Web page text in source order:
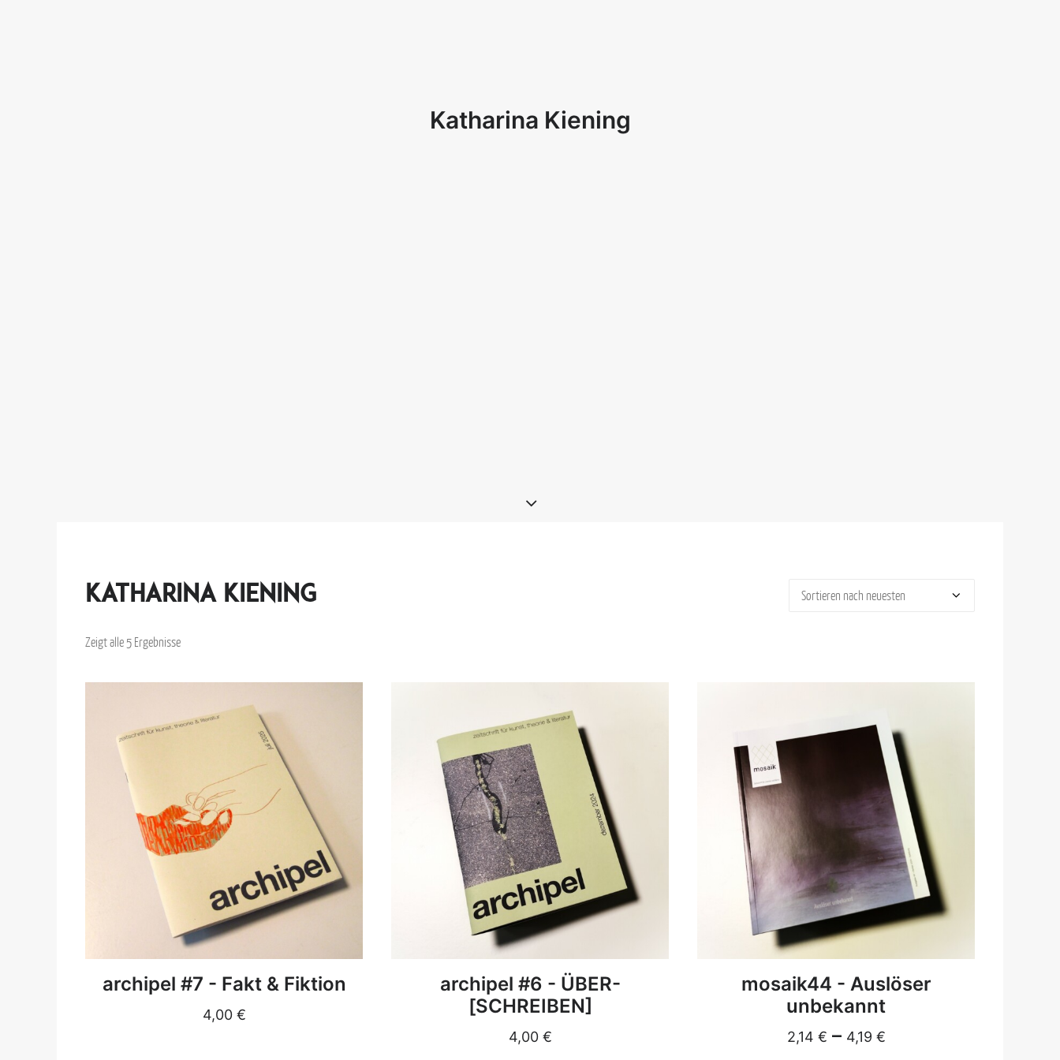
Katharina Kiening
Katharina Kiening
Zeigt alle 5 Ergebnisse
DETAILS
archipel #7 - Fakt & Fiktion
4,00 €
DETAILS
archipel #6 - ÜBER-
[SCHREIBEN]
4,00 €
DETAILS
mosaik44 - Auslöser
unbekannt
2,14 € – 4,19 €